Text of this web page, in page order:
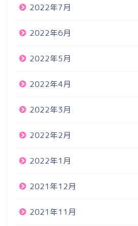
2022年7月
2022年6月
2022年5月
2022年4月
2022年3月
2022年2月
2022年1月
2021年12月
2021年11月